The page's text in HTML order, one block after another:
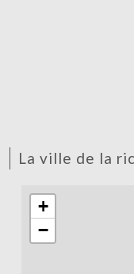
la ville de la
+
−